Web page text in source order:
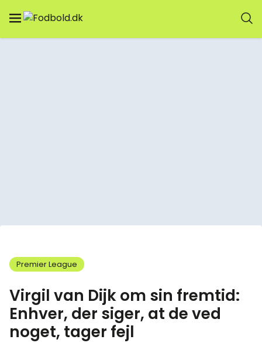
Premier League
Virgil van Dijk om sin fremtid:
Enhver, der siger, at de ved
noget, tager fejl